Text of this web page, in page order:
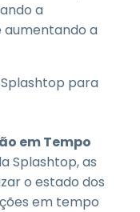
a
aumentando a
para
em Tempo
Splashtop, as
o estado dos
em tempo